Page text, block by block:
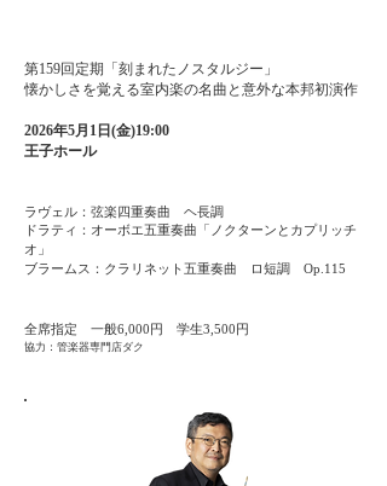
第159回定期 「刻まれたノスタルジー」
懐かしさを覚える室内楽の名曲と意外な本邦初演作
2026年5月1日(金)19:00
王子ホール
ラヴェル：弦楽四重奏曲 ヘ長調
ドラティ：オーボエ五重奏曲「ノクターンとカプリッチ
オ」
ブラームス：クラリネット五重奏曲 ロ短調 Op.115
​全席指定 一般6,000円 学生3,500円
協力：管楽器専門店ダク